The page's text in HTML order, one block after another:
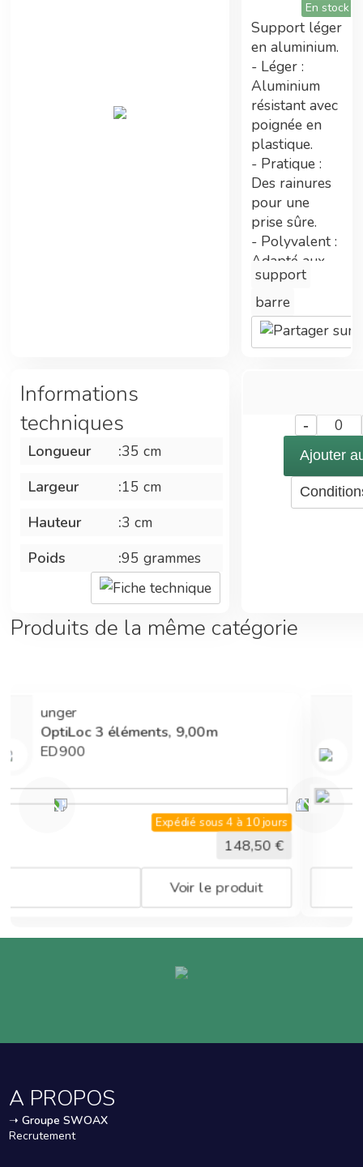
Tarifs préférentiels
Adhérent Econeto, vous avez participé au
financement de cette centrale vous permettant
maintenant de bénéficier de prix avantageux.
Double gains
En plus des tarifs préférentiels, commander
sur la centrale d'achat permet également
d'améliorer les technologies Econeto
En stock
Support léger
en aluminium.
- Léger :
Aluminium
résistant avec
poignée en
plastique.
- Pratique :
Des rainures
pour une
prise sûre.
- Polyvalent :
Adapté aux
perches
télescopiques.
support
barre
Informations
techniques
Longueur :35 cm
Largeur
:15 cm
Hauteur
:3 cm
Poids
:95 grammes
Fiche technique
- 0
Ajouter
Produits de la même catégorie
unger
OptiLoc 3 éléments, 9,00m
ED900
Expédié sous 4 à 10 jours
148,50€
Voir le produit
A PROPOS
➝ Groupe SWOAX
Recrutement